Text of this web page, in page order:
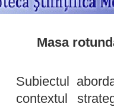
Masa
Subiectul
contextul